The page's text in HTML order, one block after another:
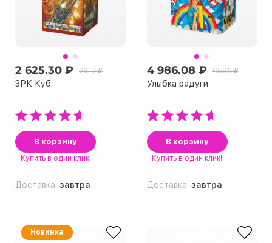
2 625.30 ₽ 2917 ₽
ЗРК Куб.
В корзину
Купить в один клик!
Доставка: завтра
4 986.08 ₽ 6596 ₽
Улыбка радуги
В корзину
Купить в один клик!
Доставка: завтра
Новинка